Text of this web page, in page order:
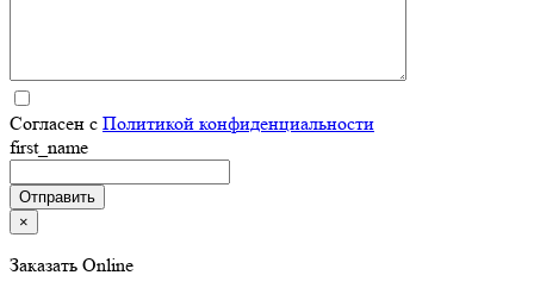
Согласен с Политикой конфиденциальности
first_name
×
Заказать Online